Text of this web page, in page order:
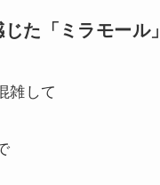
た「ミラモール」
雑して